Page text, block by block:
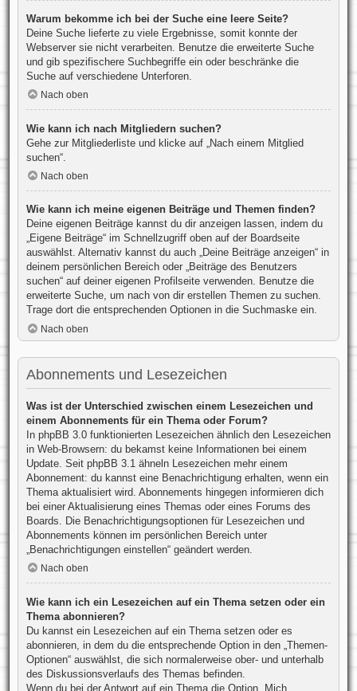
Warum bekomme ich bei der Suche eine leere Seite?
Deine Suche lieferte zu viele Ergebnisse, somit konnte der
Webserver sie nicht verarbeiten. Benutze die erweiterte Suche
und gib spezifischere Suchbegriffe ein oder beschränke die
Suche auf verschiedene Unterforen.
Nach oben
Wie kann ich nach Mitgliedern suchen?
Gehe zur Mitgliederliste und klicke auf „Nach einem Mitglied
suchen“.
Nach oben
Wie kann ich meine eigenen Beiträge und Themen finden?
Deine eigenen Beiträge kannst du dir anzeigen lassen, indem du
„Eigene Beiträge“ im Schnellzugriff oben auf der Boardseite
auswählst. Alternativ kannst du auch „Deine Beiträge anzeigen“ in
deinem persönlichen Bereich oder „Beiträge des Benutzers
suchen“ auf deiner eigenen Profilseite verwenden. Benutze die
erweiterte Suche, um nach von dir erstellen Themen zu suchen.
Trage dort die entsprechenden Optionen in die Suchmaske ein.
Nach oben
Abonnements und Lesezeichen
Was ist der Unterschied zwischen einem Lesezeichen und
einem Abonnements für ein Thema oder Forum?
In phpBB 3.0 funktionierten Lesezeichen ähnlich den Lesezeichen
in Web-Browsern: du bekamst keine Informationen bei einem
Update. Seit phpBB 3.1 ähneln Lesezeichen mehr einem
Abonnement: du kannst eine Benachrichtigung erhalten, wenn ein
Thema aktualisiert wird. Abonnements hingegen informieren dich
bei einer Aktualisierung eines Themas oder eines Forums des
Boards. Die Benachrichtigungsoptionen für Lesezeichen und
Abonnements können im persönlichen Bereich unter
„Benachrichtigungen einstellen“ geändert werden.
Nach oben
Wie kann ich ein Lesezeichen auf ein Thema setzen oder ein
Thema abonnieren?
Du kannst ein Lesezeichen auf ein Thema setzen oder es
abonnieren, in dem du die entsprechende Option in den „Themen-
Optionen“ auswählst, die sich normalerweise ober- und unterhalb
des Diskussionsverlaufs des Themas befinden.
Wenn du bei der Antwort auf ein Thema die Option „Mich